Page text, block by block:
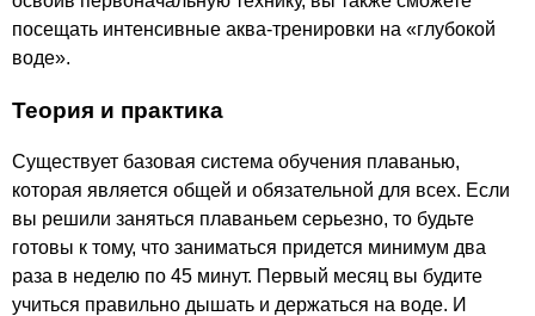
посещать интенсивные аква-тренировки на «глубокой
воде».
Теория и практика
Существует базовая система обучения плаванью,
которая является общей и обязательной для всех. Если
вы решили заняться плаваньем серьезно, то будьте
готовы к тому, что заниматься придется минимум два
раза в неделю по 45 минут. Первый месяц вы будите
учиться правильно дышать и держаться на воде. И